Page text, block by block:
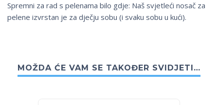
Spremni za rad s pelenama bilo gdje: Naš svjetleći nosač za
pelene izvrstan je za dječju sobu (i svaku sobu u kući).
MOŽDA ĆE VAM SE TAKOĐER SVIDJETI…